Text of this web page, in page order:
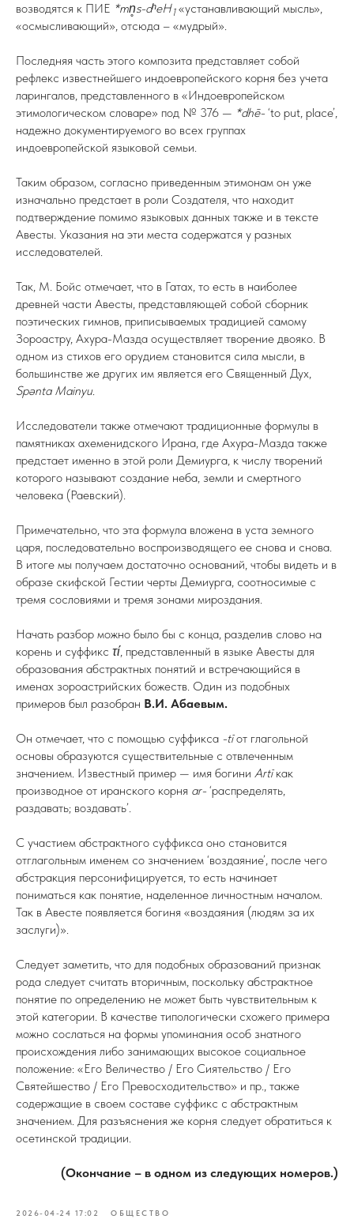
возводятся к ПИЕ *mn̥s-dʰeH1«устанавливающий мысль»,
«осмысливающий», отсюда – «мудрый».
Последняя часть этого композита представляет собой
рефлекс известнейшего индоевропейского корня без учета
ларингалов, представленного в «Индоевропейском
этимологическом словаре» под № 376 — *dhē- ‘to put, place’,
надежно документируемого во всех группах
индоевропейской языковой семьи.
Таким образом, согласно приведенным этимонам он уже
изначально предстает в роли Создателя, что находит
подтверждение помимо языковых данных также и в тексте
Авесты. Указания на эти места содержатся у разных
исследователей.
Так, М. Бойс отмечает, что в Гатах, то есть в наиболее
древней части Авесты, представляющей собой сборник
поэтических гимнов, приписываемых традицией самому
Зороастру, Ахура-Мазда осуществляет творение двояко. В
одном из стихов его орудием становится сила мысли, в
большинстве же других им является его Священный Дух,
Spənta Mainyu.
Исследователи также отмечают традиционные формулы в
памятниках ахеменидского Ирана, где Ахура-Мазда также
предстает именно в этой роли Демиурга, к числу творений
которого называют создание неба, земли и смертного
человека (Раевский).
Примечательно, что эта формула вложена в уста земного
царя, последовательно воспроизводящего ее снова и снова.
В итоге мы получаем достаточно оснований, чтобы видеть и в
образе скифской Гестии черты Демиурга, соотносимые с
тремя сословиями и тремя зонами мироздания.
Начать разбор можно было бы с конца, разделив слово на
корень и суффикс τί, представленный в языке Авесты для
образования абстрактных понятий и встречающийся в
именах зороастрийских божеств. Один из подобных
примеров был разобран В.И. Абаевым.
Он отмечает, что с помощью суффикса -tīот глагольной
основы образуются существительные с отвлеченным
значением. Известный пример — имя богини Artīкак
производное от иранского корня ar- ‘распределять,
раздавать; воздавать’.
С участием абстрактного суффикса оно становится
отглагольным именем со значением ‘воздаяние’, после чего
абстракция персонифицируется, то есть начинает
пониматься как понятие, наделенное личностным началом.
Так в Авесте появляется богиня «воздаяния (людям за их
заслуги)».
Следует заметить, что для подобных образований признак
рода следует считать вторичным, поскольку абстрактное
понятие по определению не может быть чувствительным к
этой категории. В качестве типологически схожего примера
можно сослаться на формы упоминания особ знатного
происхождения либо занимающих высокое социальное
положение: «Его Величество / Его Сиятельство / Его
Святейшество / Его Превосходительство» и пр., также
содержащие в своем составе суффикс с абстрактным
значением. Для разъяснения же корня следует обратиться к
осетинской традиции.
(Окончание – в одном из следующих номеров.)
2026-04-24 17:02 ОБЩЕСТВО